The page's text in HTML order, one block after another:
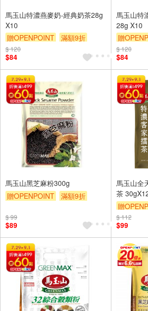
馬玉山特濃燕麥奶-經典奶茶28g
X10
贈OPENPOINT
滿額9折
贈$200
$ 120
$84
馬玉山特
28g X10
贈
贈$200
$ 120
$84
馬玉山黑芝麻粉300g
贈OPENPOINT
滿額9折
$ 99
$89
馬玉山全
茶
贈
贈$200
$ 112
$99